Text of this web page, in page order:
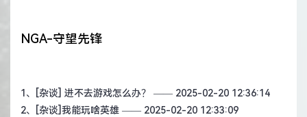
NGA-守望先锋
1、 [杂谈] 进不去游戏怎么办？
—— 2025-02-20 12:36:14
2、
[杂谈]我能玩啥英雄 —— 2025-02-20 12:33:09